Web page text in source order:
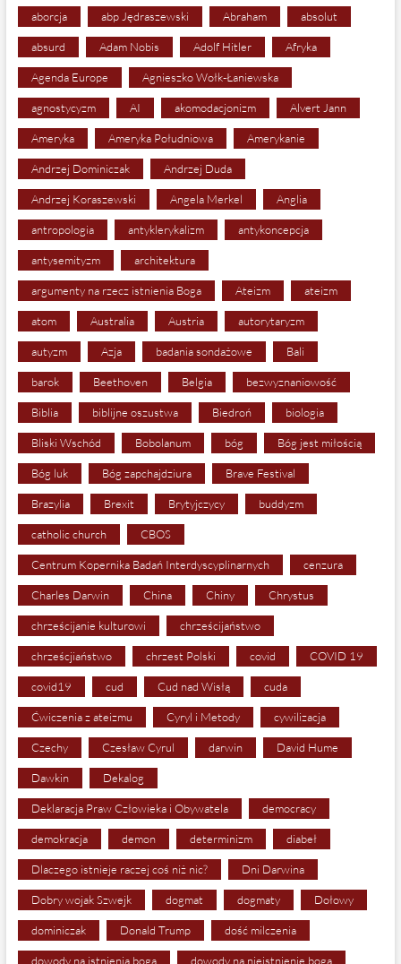
aborcja abp Jędraszewski Abraham absolut
absurd Adam Nobis Adolf Hitler Afryka
Agenda Europe Agnieszko Wołk-Łaniewska
agnostycyzm AI akomodacjonizm Alvert Jann
Ameryka Ameryka Południowa Amerykanie
Andrzej Dominiczak Andrzej Duda
Andrzej Koraszewski Angela Merkel Anglia
antropologia antyklerykalizm antykoncepcja
antysemityzm architektura
argumenty na rzecz istnienia Boga Ateizm ateizm
atom Australia Austria autorytaryzm
autyzm Azja badania sondażowe Bali
barok Beethoven Belgia bezwyznaniowość
Biblia biblijne oszustwa Biedroń biologia
Bliski Wschód Bobolanum bóg Bóg jest miłością
Bóg luk Bóg zapchajdziura Brave Festival
Brazylia Brexit Brytyjczycy buddyzm
catholic church CBOS
Centrum Kopernika Badań Interdyscyplinarnych cenzura
Charles Darwin China Chiny Chrystus
chrześcijanie kulturowi chrześcijaństwo
chrześcjiaństwo chrzest Polski covid COVID 19
covid19 cud Cud nad Wisłą cuda
Ćwiczenia z ateizmu Cyryl i Metody cywilizacja
Czechy Czesław Cyrul darwin David Hume
Dawkin Dekalog
Deklaracja Praw Człowieka i Obywatela democracy
demokracja demon determinizm diabeł
Dlaczego istnieje raczej coś niż nic? Dni Darwina
Dobry wojak Szwejk dogmat dogmaty Dołowy
dominiczak Donald Trump dość milczenia
dowody na istnienia boga dowody na nieistnienie boga